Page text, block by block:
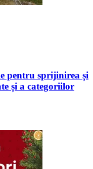
pentru sprijinirea și
și a categoriilor